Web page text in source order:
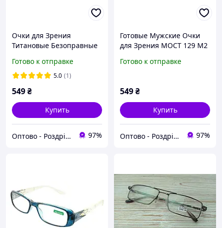
Очки для Зрения
Титановые Безоправные
GB772 С2 SILVER от -6.00
до +6.00
Готово к отправке
5.0 (1)
549₴
Купить
Оптово - Роздрібний інтернет - магазин "MONDO" 97%
Готовые Мужские Очки
для Зрения МОСТ 129 М2
Линзы, с Флексами,
Готово к отправке
549₴
Купить
Оптово - Роздрібний інтернет - магазин "MONDO" 97%